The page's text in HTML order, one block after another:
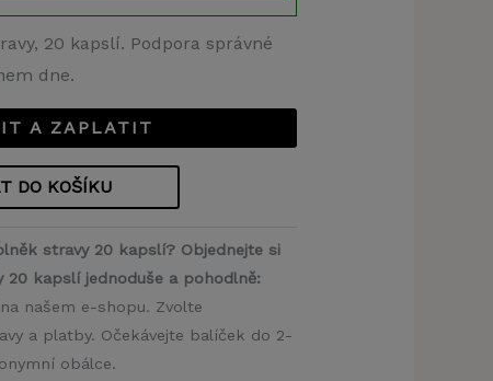
20 kapslí. Podpora správné
dne.
A ZAPLATIT
DO KOŠÍKU
stravy 20 kapslí? Objednejte si
20 kapslí jednoduše a pohodlně:
našem e-shopu. Zvolte
a platby. Očekávejte balíček do 2-
obálce.